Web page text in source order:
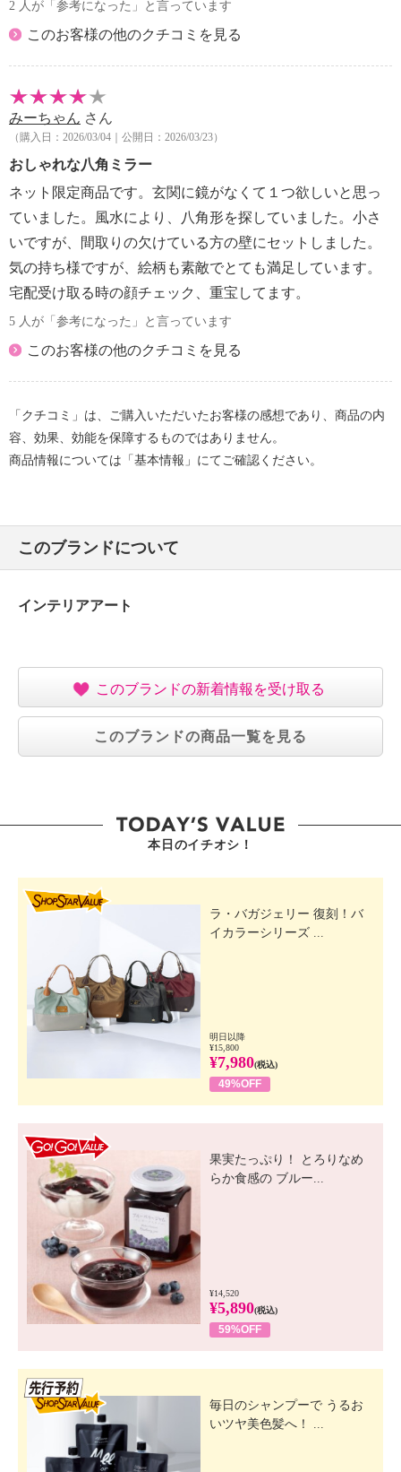
2 人が「参考になった」と言っています
このお客様の他のクチコミを見る
みーちゃん さん
（購入日：2026/03/04｜公開日：2026/03/23）
おしゃれな八角ミラー
ネット限定商品です。玄関に鏡がなくて１つ欲しいと思っ
ていました。風水により、八角形を探していました。小さ
いですが、間取りの欠けている方の壁にセットしました。
気の持ち様ですが、絵柄も素敵でとても満足しています。
宅配受け取る時の顔チェック、重宝してます。
5 人が「参考になった」と言っています
このお客様の他のクチコミを見る
「クチコミ」は、ご購入いただいたお客様の感想であり、商品の内
容、効果、効能を保障するものではありません。
商品情報については「基本情報」にてご確認ください。
このブランドについて
インテリアアート
このブランドの新着情報を受け取る
このブランドの商品一覧を見る
本日のイチオシ！
ラ・バガジェリー 復刻！バ
イカラーシリーズ ...
明日以降
¥15,800
¥7,980(税込)
49%OFF
果実たっぷり！ とろりなめ
らか食感の ブルー...
¥14,520
¥5,890(税込)
59%OFF
毎日のシャンプーで うるお
いツヤ美色髪へ！ ...